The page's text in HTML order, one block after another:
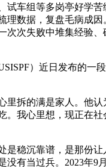
试车组等多岗亭好学
理数据，复盘毛病成
次次失败中堆集经验
）近日发布的一段
的满是家人。他认
。我心里想，现正在
稳沉靠谱，是那份让
没有当过兵。2023年